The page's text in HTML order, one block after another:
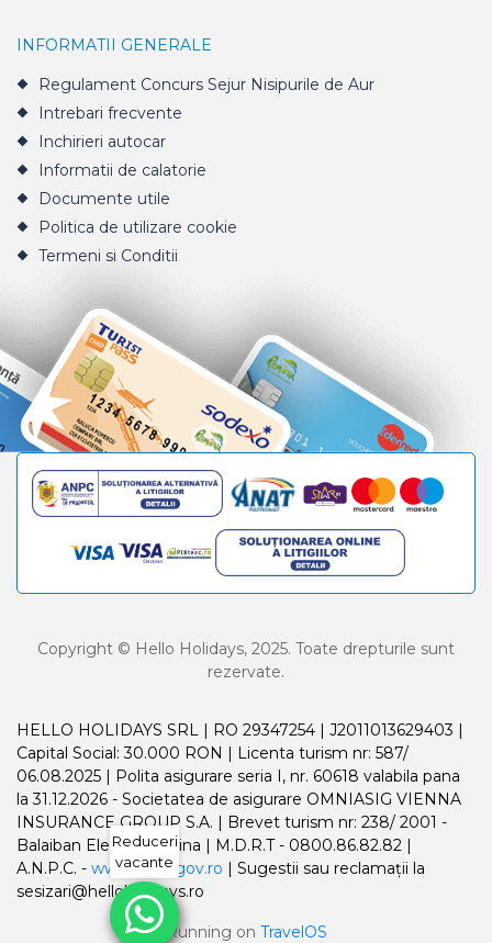
INFORMATII GENERALE
Regulament Concurs Sejur Nisipurile de Aur
Intrebari frecvente
Inchirieri autocar
Informatii de calatorie
Documente utile
Politica de utilizare cookie
Termeni si Conditii
Copyright © Hello Holidays, 2025. Toate drepturile sunt
rezervate.
HELLO HOLIDAYS SRL | RO 29347254 | J2011013629403 |
Capital Social: 30.000 RON | Licenta turism nr: 587/
06.08.2025 | Polita asigurare seria I, nr. 60618 valabila pana
la 31.12.2026 - Societatea de asigurare OMNIASIG VIENNA
INSURANCE GROUP S.A. | Brevet turism nr: 238/ 2001 -
Balaiban Elena Madalina | M.D.R.T - 0800.86.82.82 |
A.N.P.C. - www.anpc.gov.ro | Sugestii sau reclamații la
sesizari@helloholidays.ro
Running on TravelOS
Reduceri
vacante